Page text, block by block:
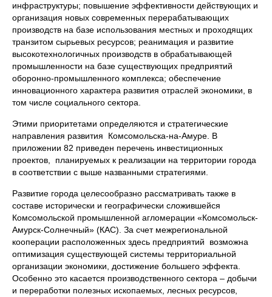
инфраструктуры; повышение эффективности действующих и
организация новых современных перерабатывающих
производств на базе использования местных и проходящих
транзитом сырьевых ресурсов; реанимация и развитие
высокотехнологичных производств в обрабатывающей
промышленности на базе существующих предприятий
оборонно-промышленного комплекса; обеспечение
инновационного характера развития отраслей экономики, в
том числе социального сектора.
Этими приоритетами определяются и стратегические
направления развития Комсомольска-на-Амуре. В
приложении 82 приведен перечень инвестиционных
проектов, планируемых к реализации на территории города
в соответствии с выше названными стратегиями.
Развитие города целесообразно рассматривать также в
составе исторически и географически сложившейся
Комсомольской промышленной агломерации «Комсомольск-
Амурск-Солнечный» (КАС). За счет межрегиональной
кооперации расположенных здесь предприятий возможна
оптимизация существующей системы территориальной
организации экономики, достижение большего эффекта.
Особенно это касается производственного сектора – добычи
и переработки полезных ископаемых, лесных ресурсов,